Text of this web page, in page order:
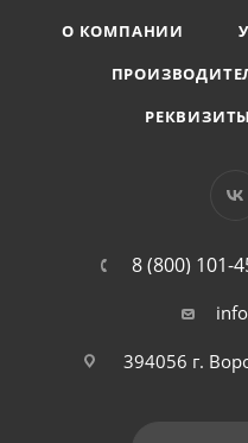
О КОМПАНИИ
РЕКВИЗИТЫ
8 (800) 101-
394056 г.